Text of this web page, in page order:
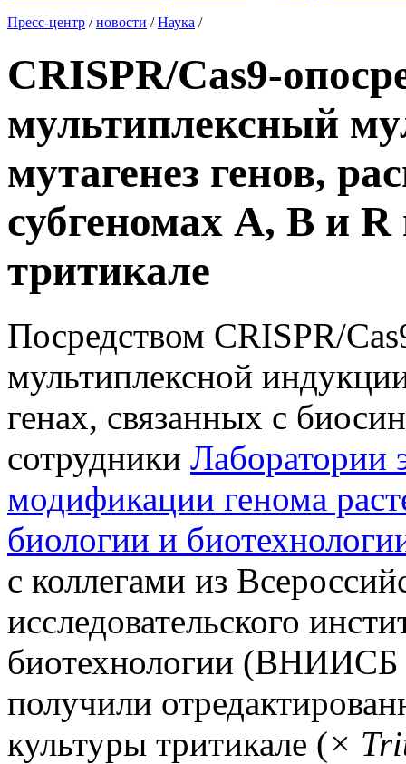
Пресс-центр /новости /Наука /
CRISPR/Cas9-
мультиплексный
мутагенез генов,
субгеномах A, B и
тритикале
Посредством CRISPR/
мультиплексной
генах, связанных с
сотрудники Лаборатории
модификации генома
биологии и
с коллегами из
исследовательского
биотехнологии
получили
культуры тритикале (×